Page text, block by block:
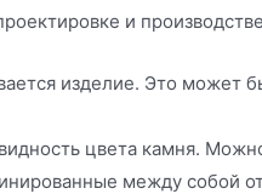
и
изделие. Это
цвета камня.
между собой